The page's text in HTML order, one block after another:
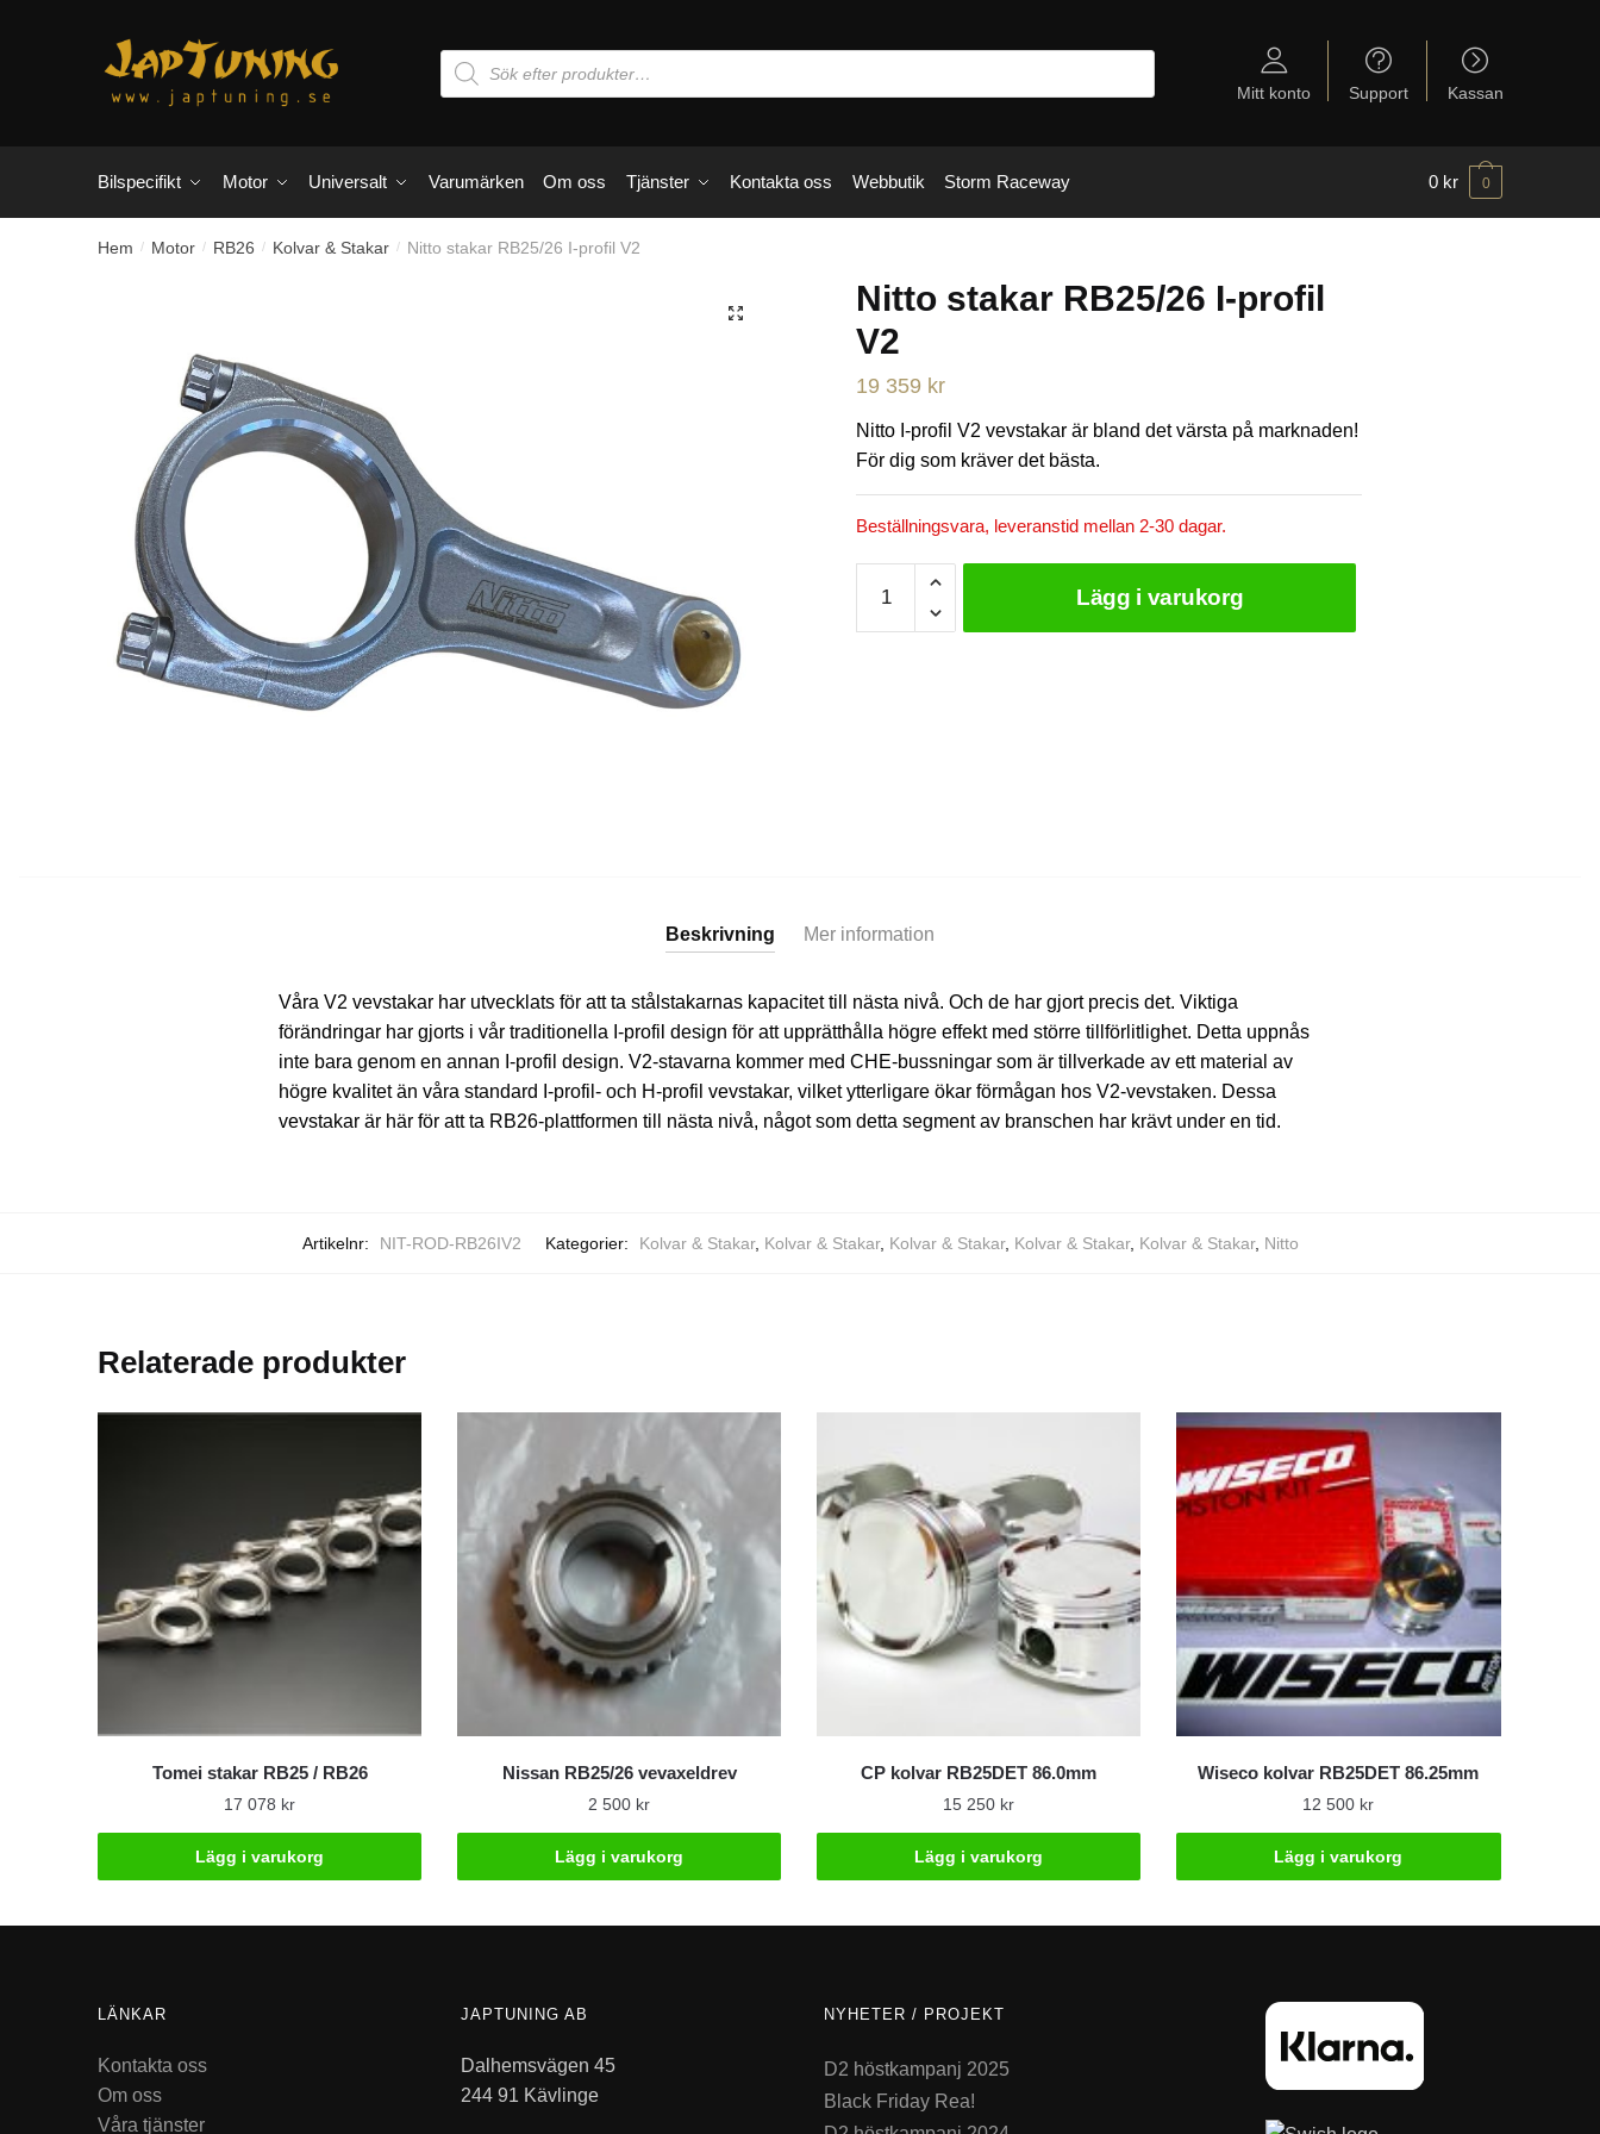
Products
search
Mitt konto Support Kassan
Bilspecifikt Motor Universalt Varumärken Om oss Tjänster Kontakta oss Webbutik Storm Raceway 0 kr 0
Hem / Motor / RB26 / Kolvar & Stakar / Nitto stakar RB25/26 I-profil V2
🔍
Nitto stakar RB25/26 I-profil
V2
19 359 kr
Nitto I-profil V2 vevstakar är bland det värsta på marknaden!
För dig som kräver det bästa.
Beställningsvara, leveranstid mellan 2-30 dagar.
stakar
RB25/26
Lägg i varukorg
Beskrivning Mer information
Våra V2 vevstakar har utvecklats för att ta stålstakarnas kapacitet till nästa nivå. Och de har gjort precis det. Viktiga
förändringar har gjorts i vår traditionella I-profil design för att upprätthålla högre effekt med större tillförlitlighet. Detta uppnås
inte bara genom en annan I-profil design. V2-stavarna kommer med CHE-bussningar som är tillverkade av ett material av
högre kvalitet än våra standard I-profil- och H-profil vevstakar, vilket ytterligare ökar förmågan hos V2-vevstaken. Dessa
vevstakar är här för att ta RB26-plattformen till nästa nivå, något som detta segment av branschen har krävt under en tid.
Artikelnr: NIT-ROD-RB26IV2 Kategorier: Kolvar & Stakar, Kolvar & Stakar, Kolvar & Stakar, Kolvar & Stakar, Kolvar & Stakar, Nitto
Relaterade produkter
Tomei stakar RB25 / RB26
17 078 kr
Lägg i varukorg
Nissan RB25/26 vevaxeldrev
2 500 kr
Lägg i varukorg
CP kolvar RB25DET 86.0mm
15 250 kr
Lägg i varukorg
Wiseco kolvar RB25DET 86.25mm
12 500 kr
Lägg i varukorg
LÄNKAR
Kontakta oss
Om oss
Våra tjänster
JAPTUNING AB
Dalhemsvägen 45
244 91 Kävlinge
NYHETER / PROJEKT
D2 höstkampanj 2025
Black Friday Rea!